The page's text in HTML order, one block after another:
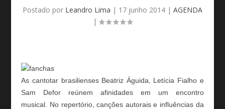
Postado por Leandro Lima | 17 junho 2014 | AGENDA
|
As cantotar brasilienses Beatriz Águida, Letícia Fialho e
Sam Defor reúnem afinidades em um encontro
musical. No repertório, canções autorais e influências da